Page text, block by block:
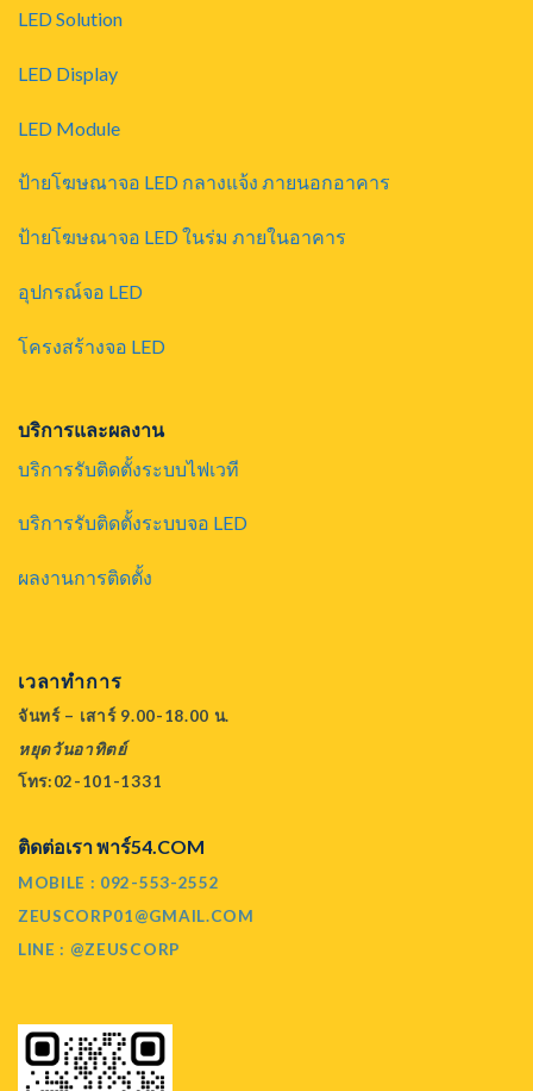
LED Solution
LED Display
LED Module
ป้ายโฆษณาจอ LED กลางแจ้ง ภายนอกอาคาร
ป้ายโฆษณาจอ LED ในร่ม ภายในอาคาร
อุปกรณ์จอ LED
โครงสร้างจอ LED
บริการและผลงาน
บริการรับติดตั้งระบบไฟเวที
บริการรับติดตั้งระบบจอ LED
ผลงานการติดตั้ง
เวลาทำการ
จันทร์ – เสาร์ 9.00-18.00 น.
หยุดวันอาทิตย์
โทร:02-101-1331
ติดต่อเรา พาร์54.COM
MOBILE : 092-553-2552
ZEUSCORP01@GMAIL.COM
LINE : @ZEUSCORP